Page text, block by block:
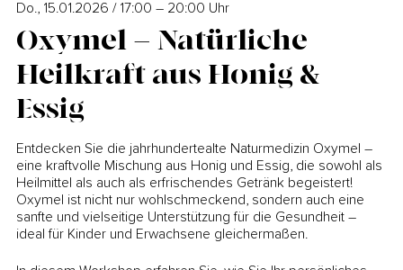
Do., 15.01.2026 / 17:00 – 20:00 Uhr
Oxymel – Natürliche
Heilkraft aus Honig &
Essig
Entdecken Sie die jahrhundertealte Naturmedizin Oxymel –
eine kraftvolle Mischung aus Honig und Essig, die sowohl als
Heilmittel als auch als erfrischendes Getränk begeistert!
Oxymel ist nicht nur wohlschmeckend, sondern auch eine
sanfte und vielseitige Unterstützung für die Gesundheit –
ideal für Kinder und Erwachsene gleichermaßen.